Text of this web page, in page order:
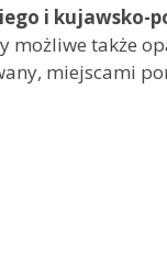
i kujawsko-
możliwe także
miejscami